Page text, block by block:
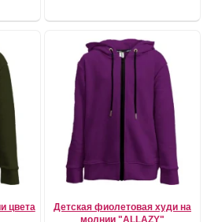
цвета
Детская фиолетовая худи на